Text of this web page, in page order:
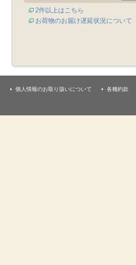
2件以上はこちら
お荷物のお届け遅延状況について
個人情報のお取り扱いについて 各種約款